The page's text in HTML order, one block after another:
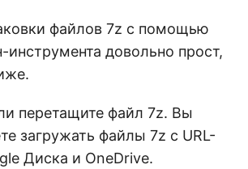
файлов 7z с помощью
инструмента довольно прост,
перетащите файл 7z. Вы
загружать файлы 7z с URL-
Диска и OneDrive.